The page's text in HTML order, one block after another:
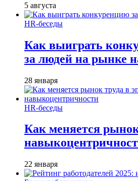
5 августа
HR-беседы
Как выиграть
за людей на рынке
28 января
HR-беседы
Как меняется рынок
22 января